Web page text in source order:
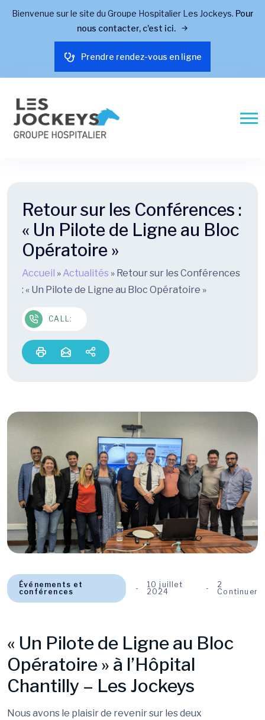
Bienvenue sur le site du Groupe Hospitalier Les Jockeys. Pour
nous contacter, c'est ici.
Prendre rendez-vous en ligne
Retour sur les Conférences :
« Un Pilote de Ligne au Bloc
Opératoire »
Accueil » Actualités » Retour sur les Conférences
: « Un Pilote de Ligne au Bloc Opératoire »
CALL:
Événements et
conférences
10 juillet
2024
2
Continuer
« Un Pilote de Ligne au Bloc
Opératoire » à l’Hôpital
Chantilly – Les Jockeys
Nous avons le plaisir de revenir sur les deux